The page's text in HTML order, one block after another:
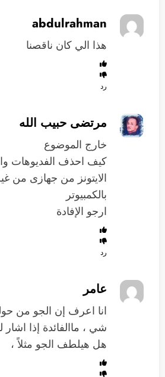
abdulrahman
هذا الي كان ناقصنا
رد
مرتضى حبيب الله
خارج الموضوع
كيف احذف الفديوهات
الايتونز من جهازى من
بالكمبيوتر
ارجو الإفادة
رد
عامر
انا اعرف إن الجو من
شي ، ماالفائدة إذا اشار
هل هيلطف الجو مثلاً ،